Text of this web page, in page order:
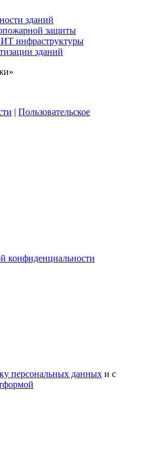
зданий
защиты
инфраструктуры
зданий
| Пользовательское
конфиденциальности
персональных данных и с